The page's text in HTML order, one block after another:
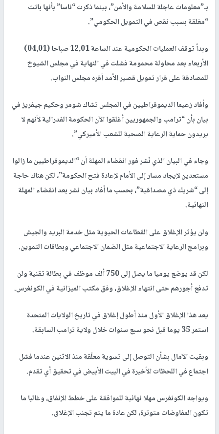
بـ”معلومات عاجلة للسلامة والأمن”، بينما ذكرت “ناسا” بأنها باتت
“مغلقة بسبب نقص في التمويل الحكومي”.
وبدأ توقف العمليات الحكومية عند الساعة 12,01 صباحا (04,01)
الأربعاء بعد محاولة محمومة فشلت في النهاية في مجلس الشيوخ
للمصادقة على قرار تمويل قصير الأمد أقره مجلس النواب.
وأفاد زعيما الديموقراطيين في المجلس تشاك شومر وحكيم جيفريز في
بيان بأن “ترامب والجمهوريين أغلقوا الآن الحكومة الفدرالية لأنهم لا
يريدون حماية الرعاية الصحية للشعب الأميركي”.
وجاء في البيان الذي نُشر فور انقضاء المهلة أن “الديموقراطيين ما زالوا
مستعدين لإيجاد مسار إلى الأمام لإعادة فتح الحكومة”، لكن هناك حاجة
إلى “شريك ذي مصداقية”، بحسب ما أفاد بيان نشر بعد انقضاء المهلة
النهائية.
ولن يؤثر الإغلاق على القطاعات الحيوية مثل خدمة البريد والجيش
وبرامج الرعاية الاجتماعية مثل الضمان الاجتماعي وبطاقات التموين.
لكن قد يوضع يوميا ما يصل إلى 750 ألف موظف في بطالة تقنية ولن
تدفع أجورهم حتى انتهاء الإغلاق، وفق مكتب الميزانية في الكونغرس.
يعد هذا الإغلاق الأول منذ أطول إغلاق في تاريخ الولايات المتحدة
استمر 35 يوما قبل نحو سبع سنوات خلال ولاية ترامب السابقة.
وبقيت الآمال بشأن التوصل إلى تسوية معلّقة منذ الاثنين عندما فشل
اجتماع في اللحظات الأخيرة في البيت الأبيض في تحقيق أي تقدم.
ويواجه الكونغرس مهلا نهائية للموافقة على خطط الإنفاق، وغالبا ما
تكون المفاوضات متوترة، لكن عادة ما يتم تجنب الإغلاق.